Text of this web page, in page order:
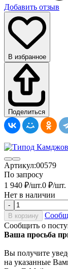
Добавить отзыв
В избранное
Поделиться
Артикул:00579
По запросу
1 940 ₽/шт.0 ₽/шт.
Нет в наличии
-
В корзину
Сообщить о
Ваша просьба
Вы получите
на указанные